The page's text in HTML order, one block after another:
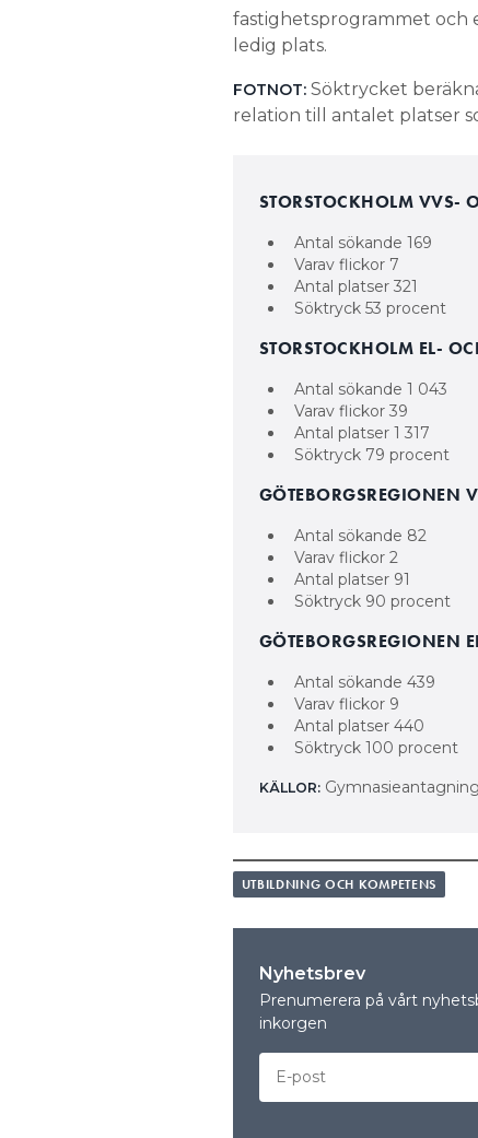
fastighetsprogrammet och
ledig plats.
FOTNOT: Söktrycket
relation till antalet platser
STORSTOCKHOLM VVS-
Antal sökande 169
Varav flickor 7
Antal platser 321
Söktryck 53 procent
STORSTOCKHOLM EL-
Antal sökande 1 043
Varav flickor 39
Antal platser 1 317
Söktryck 79 procent
GÖTEBORGSREGIONEN
Antal sökande 82
Varav flickor 2
Antal platser 91
Söktryck 90 procent
GÖTEBORGSREGIONEN
Antal sökande 439
Varav flickor 9
Antal platser 440
Söktryck 100 procent
KÄLLOR:
UTBILDNING OCH KOMPETENS
Nyhetsbrev
Prenumerera på vårt
inkorgen